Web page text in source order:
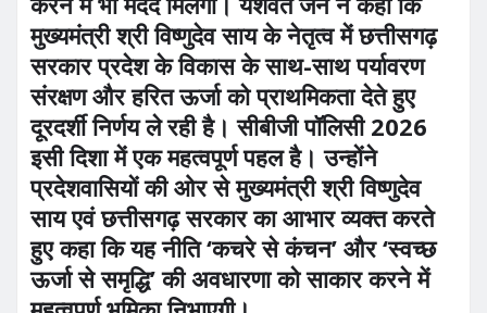
मुख्यमंत्री श्री विष्णुदेव साय के नेतृत्व में छत्तीसगढ़
सरकार प्रदेश के विकास के साथ-साथ पर्यावरण
संरक्षण और हरित ऊर्जा को प्राथमिकता देते हुए
दूरदर्शी निर्णय ले रही है। सीबीजी पॉलिसी 2026
इसी दिशा में एक महत्वपूर्ण पहल है। उन्होंने
प्रदेशवासियों की ओर से मुख्यमंत्री श्री विष्णुदेव
साय एवं छत्तीसगढ़ सरकार का आभार व्यक्त करते
हुए कहा कि यह नीति ‘कचरे से कंचन’ और ‘स्वच्छ
ऊर्जा से समृद्धि’ की अवधारणा को साकार करने में